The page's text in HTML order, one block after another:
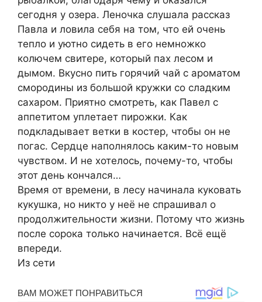
сегодня у озера. Леночка слушала рассказ
Павла и ловила себя на том, что ей очень
тепло и уютно сидеть в его немножко
колючем свитере, который пах лесом и
дымом. Вкусно пить горячий чай с ароматом
смородины из большой кружки со сладким
сахаром. Приятно смотреть, как Павел с
аппетитом уплетает пирожки. Как
подкладывает ветки в костер, чтобы он не
погас. Сердце наполнялось каким-то новым
чувством. И не хотелось, почему-то, чтобы
этот день кончался…
Время от времени, в лесу начинала куковать
кукушка, но никто у неё не спрашивал о
продолжительности жизни. Потому что жизнь
после сорока только начинается. Всё ещё
впереди.
Из сети ️